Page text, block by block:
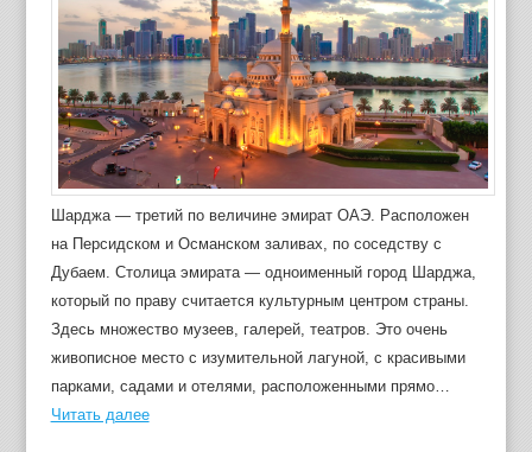
Шарджа — третий по величине эмират ОАЭ. Расположен
на Персидском и Османском заливах, по соседству с
Дубаем. Столица эмирата — одноименный город Шарджа,
который по праву считается культурным центром страны.
Здесь множество музеев, галерей, театров. Это очень
живописное место с изумительной лагуной, с красивыми
парками, садами и отелями, расположенными прямо…
Читать далее